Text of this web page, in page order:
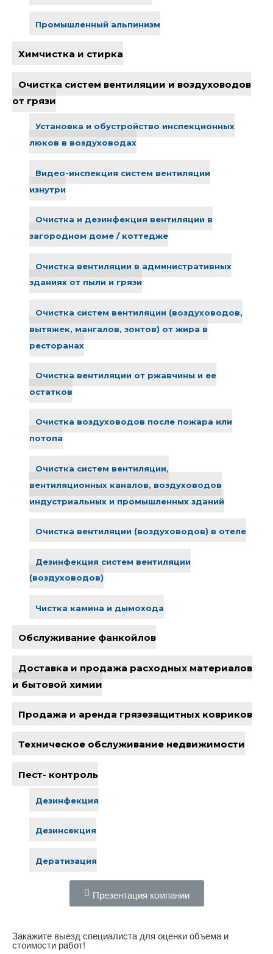
Промышленный альпинизм
Химчистка и стирка
Очистка систем вентиляции и воздуховодов
от грязи
Установка и обустройство инспекционных
люков в воздуховодах
Видео-инспекция систем вентиляции
изнутри
Очистка и дезинфекция вентиляции в
загородном доме / коттедже
Очистка вентиляции в административных
зданиях от пыли и грязи
Очистка систем вентиляции (воздуховодов,
вытяжек, мангалов, зонтов) от жира в
ресторанах
Очистка вентиляции от ржавчины и ее
остатков
Очистка воздуховодов после пожара или
потопа
Очистка систем вентиляции,
вентиляционных каналов, воздуховодов
индустриальных и промышленных зданий
Очистка вентиляции (воздуховодов) в отеле
Дезинфекция систем вентиляции
(воздуховодов)
Чистка камина и дымохода
Обслуживание фанкойлов
Доставка и продажа расходных материалов
и бытовой химии
Продажа и аренда грязезащитных ковриков
Техническое обслуживание недвижимости
Пест- контроль
Дезинфекция
Дезинсекция
Дератизация
Презентация компании
Закажите выезд специалиста для оценки объема и
стоимости работ!